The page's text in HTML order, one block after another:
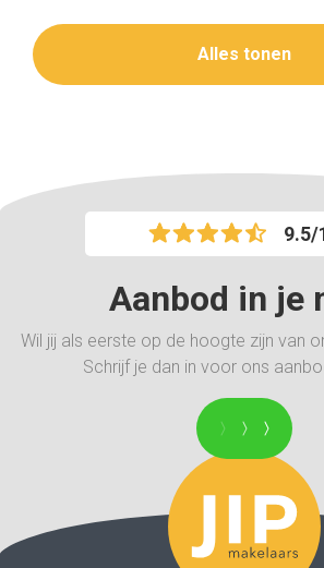
Alles tonen
9.5/
Aanbod in je
Wil jij als eerste op de hoogte zijn van
Schrijf je dan in voor ons